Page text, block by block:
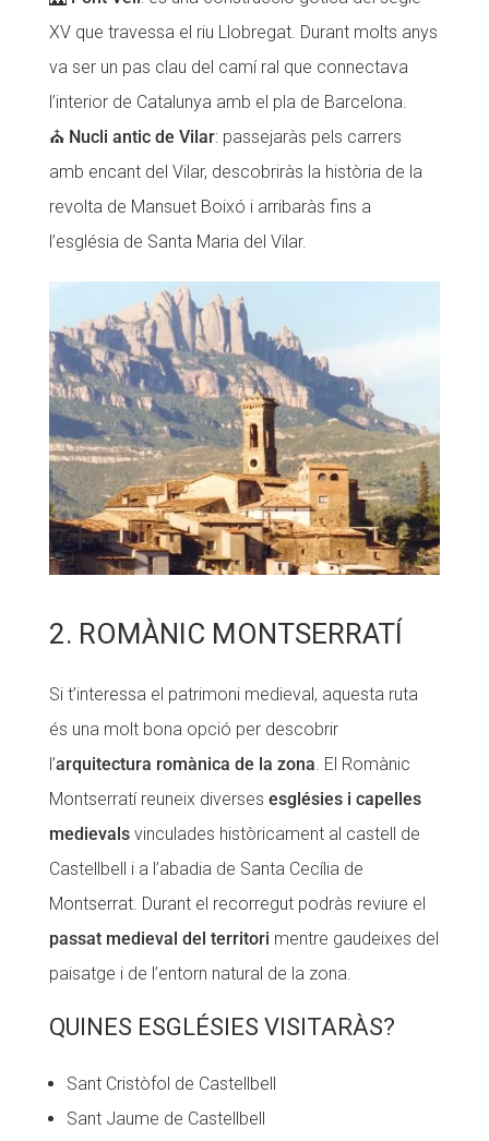
XV que travessa el riu Llobregat. Durant molts anys
va ser un pas clau del camí ral que connectava
l’interior de Catalunya amb el pla de Barcelona.
⛪ Nucli antic de Vilar: passejaràs pels carrers
amb encant del Vilar, descobriràs la història de la
revolta de Mansuet Boixó i arribaràs fins a
l’església de Santa Maria del Vilar.
2. ROMÀNIC MONTSERRATÍ
Si t’interessa el patrimoni medieval, aquesta ruta
és una molt bona opció per descobrir
l’arquitectura romànica de la zona . El Romànic
Montserratí reuneix diverses esglésies i capelles
medievalsvinculades històricament al castell de
Castellbell i a l’abadia de Santa Cecília de
Montserrat. Durant el recorregut podràs reviure el
passat medieval del territori mentre gaudeixes del
paisatge i de l’entorn natural de la zona.
QUINES ESGLÉSIES VISITARÀS?
Sant Cristòfol de Castellbell
Sant Jaume de Castellbell